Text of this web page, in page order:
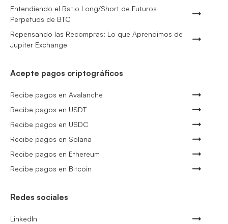
Entendiendo el Ratio Long/Short de Futuros
Perpetuos de BTC
Repensando las Recompras: Lo que Aprendimos de
Jupiter Exchange
Acepte pagos criptográficos
Recibe pagos en Avalanche
Recibe pagos en USDT
Recibe pagos en USDC
Recibe pagos en Solana
Recibe pagos en Ethereum
Recibe pagos en Bitcoin
Redes sociales
LinkedIn